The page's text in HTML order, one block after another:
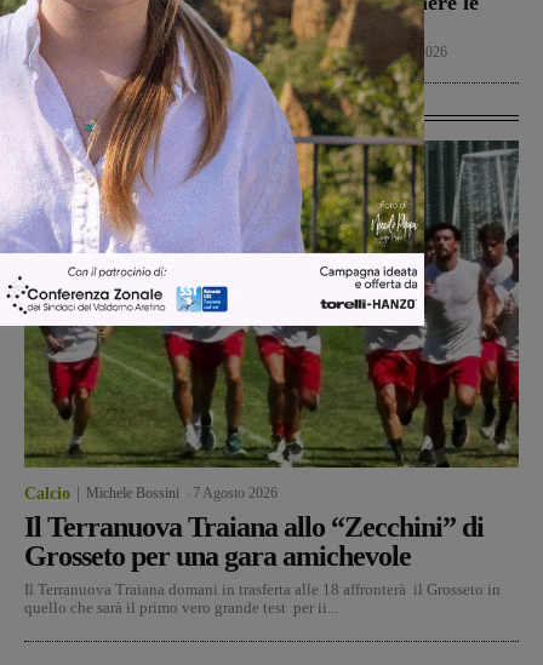
amichevole
Calcio 7 Agosto 2026
fiamme
Cronaca 7 Agosto 2026
Ultime Calcio
Calcio Michele Bossini 7 Agosto 2026
Il Terranuova Traiana allo “Zecchini” di
Grosseto per una gara amichevole
Il Terranuova Traiana domani in trasferta alle 18 affronterà il Grosseto in
quello che sarà il primo vero grande test per ii...